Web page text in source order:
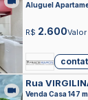
Aluguel
R$ 2.600Valor
Rua
MORAIS,
Venda Casa 147